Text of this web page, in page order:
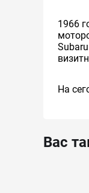
1966
На
Вас